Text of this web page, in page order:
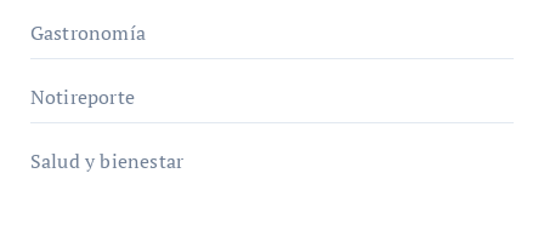
Gastronomía
Notireporte
Salud y bienestar